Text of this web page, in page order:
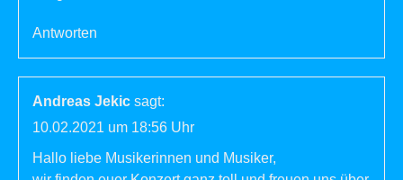
Antworten
Andreas Jekic sagt:
10.02.2021 um 18:56 Uhr
Hallo liebe Musikerinnen und Musiker,